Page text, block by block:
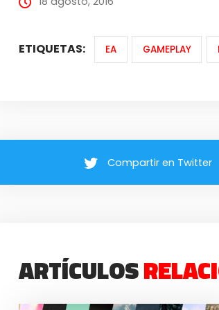
ETIQUETAS: EA GAMEPLAY
Compartir en Twitter
ARTÍCULOS